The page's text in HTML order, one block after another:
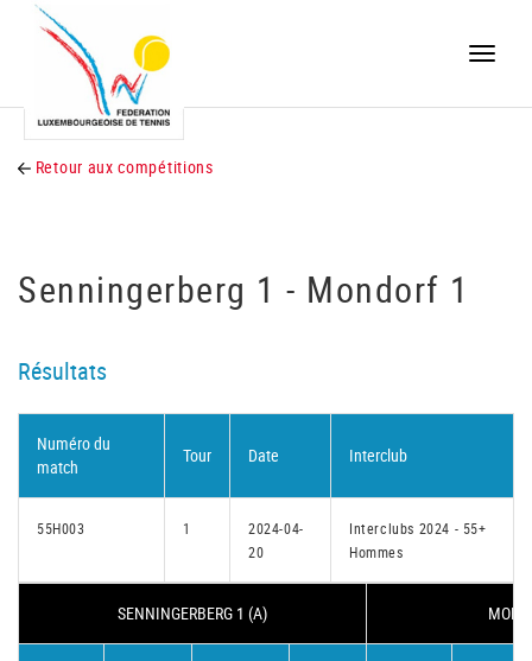
Toggle
Retour aux compétitions
Senningerberg 1 - Mondorf 1
Résultats
Numéro du
match
Tour Date Interclub
55H003 1
2024-04-
20
Interclubs 2024 - 55+
Hommes
SENNINGERBERG 1 (A)